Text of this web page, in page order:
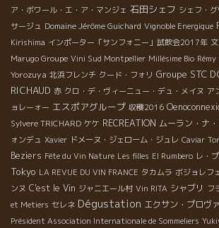
ア・ボワール・エ・ア・マンジェ 石田シェフ シェフ・
サージュ Domaine Jérôme Guichard Vignoble Energique
Kirishima インポーター「サンフォニー」試飲会2017年
Marugo Groupe Vini Sud Montpellier Millésime Bio
Yorozuya 北浜フレンチ クード・フォリ Groupe STC
RICHAUD 赤 クロ・デ・ヴィーニュー・デュ・メイヌ ア
ョレーォー エスポアグループ 収穫2016
Sylvere TRICHARD ケケ RECREATION ムーラン・ナ
ォンデュ Xavier ドメーヌ・ジェローム・ジュレ Caviar
Beziers Fête du Vin Nature Les filles El Rumbero レ・
Tokyo LA REVUE DU VIN FRANCE タカムラ ボジョレフ
ンヌ C'est le Vin ジャニエール村 Vin RITA シャブリ フ
et Metiers セレネ Dégustation エクサン・プロヴ
Président Association Internationale de Sommeliers